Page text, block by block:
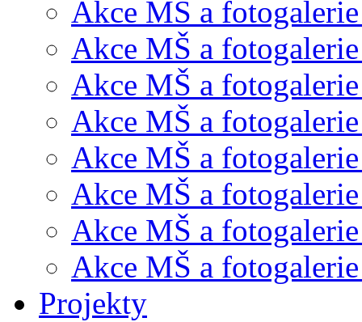
Akce MŠ a
Akce MŠ a
Akce MŠ a
Akce MŠ a
Akce MŠ a
Akce MŠ a
Akce MŠ a
Akce MŠ a
Projekty